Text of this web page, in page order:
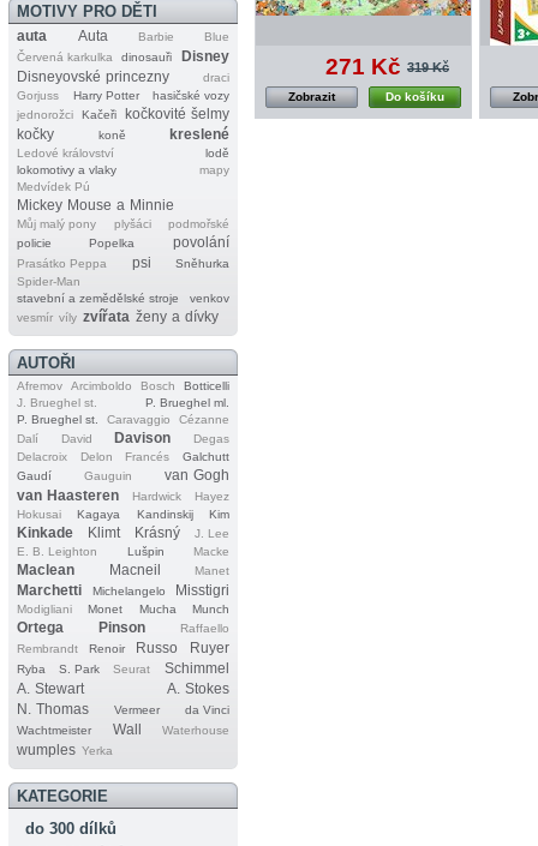
MOTIVY PRO DĚTI
auta Auta Barbie
Blue
Červená karkulka
dinosauři
Disney
Disneyovské princezny
draci
Gorjuss
Harry Potter
hasičské vozy
jednorožci
Kačeři
kočkovité šelmy
kočky
koně kreslené
Ledové království
lodě
lokomotivy a vlaky
mapy
Medvídek Pú
Mickey Mouse a Minnie
Můj malý pony plyšáci
podmořské
policie
Popelka povolání
Prasátko Peppa psi
Sněhurka
Spider‐Man
stavební a zemědělské stroje
venkov
vesmír víly zvířata ženy a dívky
AUTOŘI
Afremov Arcimboldo Bosch
Botticelli
J. Brueghel st.
P. Brueghel ml.
P. Brueghel st.
Caravaggio
Cézanne
Dalí
David Davison
Degas
Delacroix
Delon Francés
Galchutt
Gaudí
Gauguin
van Gogh
van Haasteren
Hardwick
Hayez
Hokusai
Kagaya Kandinskij Kim
Kinkade Klimt Krásný
J. Lee
E. B. Leighton
Lušpin Macke
Maclean Macneil Manet
Marchetti Michelangelo Misstigri
Modigliani Monet Mucha Munch
Ortega Pinson
Raffaello
Rembrandt
Renoir Russo Ruyer
Ryba S. Park Seurat
Schimmel
A. Stewart
A. Stokes
N. Thomas
Vermeer
da Vinci
Wachtmeister
Wall Waterhouse
wumples Yerka
KATEGORIE
do 300 dílků
271 Kč 319 Kč
Do košíku
Zobrazit